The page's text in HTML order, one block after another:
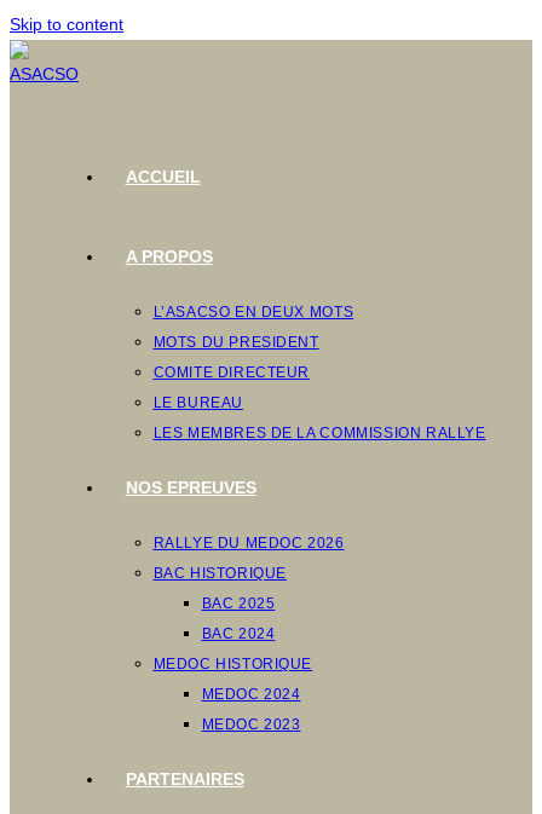
Skip to content
ACCUEIL
A PROPOS
L’ASACSO EN DEUX MOTS
MOTS DU PRESIDENT
COMITE DIRECTEUR
LE BUREAU
LES MEMBRES DE LA COMMISSION RALLYE
NOS EPREUVES
RALLYE DU MEDOC 2026
BAC HISTORIQUE
BAC 2025
BAC 2024
MEDOC HISTORIQUE
MEDOC 2024
MEDOC 2023
PARTENAIRES